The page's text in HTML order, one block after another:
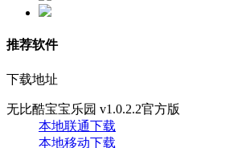
推荐软件
下载地址
无比酷宝宝乐园 v1.0.2.2官方版
本地联通下载
本地移动下载